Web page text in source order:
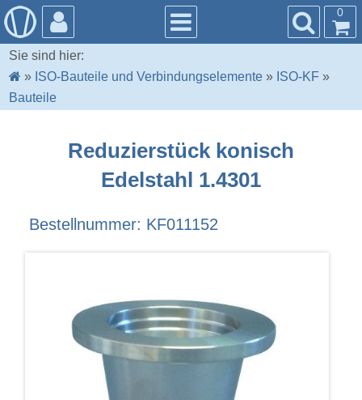
0
Sie sind hier:
» ISO-Bauteile und Verbindungselemente » ISO-KF »
Bauteile
Reduzierstück konisch
Edelstahl 1.4301
Bestellnummer: KF011152